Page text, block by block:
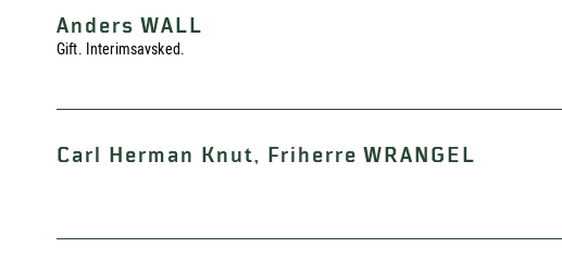
Anders WALL
Gift. Interimsavsked.
Carl Herman Knut, Friherre WRANGEL